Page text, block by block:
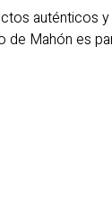
auténticos
Mahón es